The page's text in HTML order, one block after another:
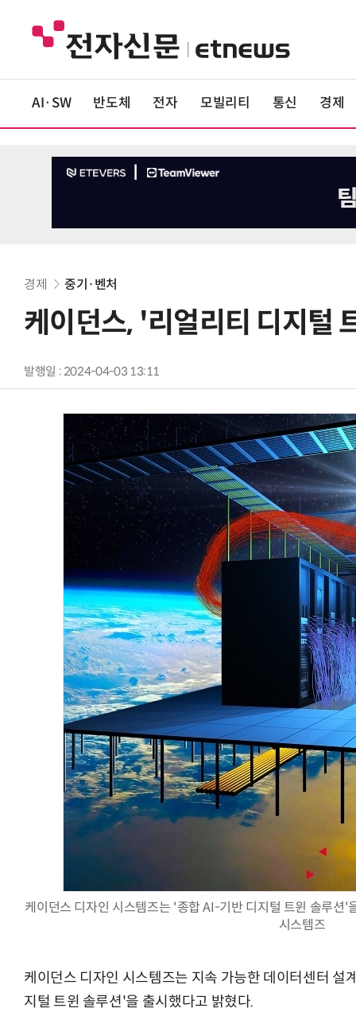
AI·SW 반도체 전자 모빌리티 통신 경제
경제 중기·벤처
케이던스, '리얼리티 디지털
발행일 : 2024-04-03 13:11
케이던스 디자인 시스템즈는 '종합 AI-기반 디지털 트윈 솔루션'
시스템즈
케이던스 디자인 시스템즈는 지속 가능한 데이터센터 설
지털 트윈 솔루션'을 출시했다고 밝혔다.
양자컴퓨팅 비즈니스·기